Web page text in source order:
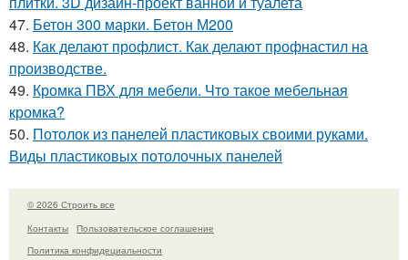
47. Бетон 300 марки. Бетон М200
48. Как делают профлист. Как делают профнастил на
производстве.
49. Кромка ПВХ для мебели. Что такое мебельная
кромка?
50. Потолок из панелей пластиковых своими руками.
Виды пластиковых потолочных панелей
© 2026 Строить все
Контакты
Пользовательское соглашение
Политика конфидециальности